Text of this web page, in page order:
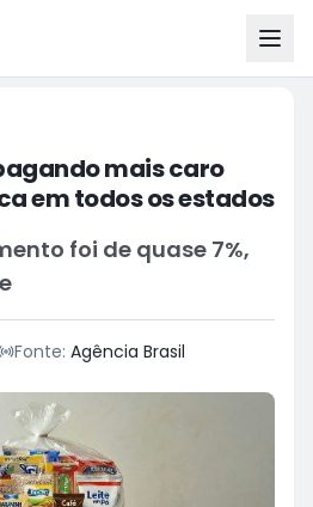
mais caro
em todos os estados
foi de quase 7%,
Fonte: Agência Brasil